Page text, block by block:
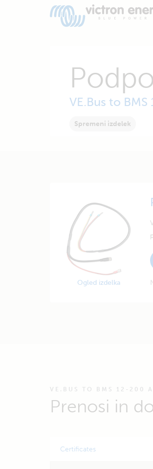
VE.Bus to
Spremeni izdelek
Ogled izdelka
VE.BUS TO BMS 12-200
Prenosi in
Certificates